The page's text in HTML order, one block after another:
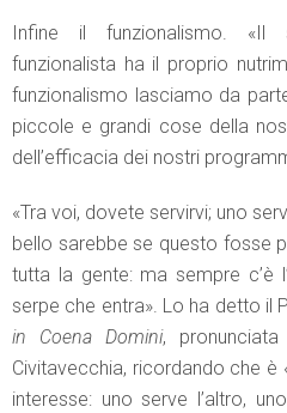
Infine il funzionalismo. «Il
funzionalista ha il proprio
funzionalismo lasciamo da
piccole e grandi cose della
dell’efficacia dei nostri
«Tra voi, dovete servirvi; uno
bello sarebbe se questo fosse
tutta la gente: ma sempre c’è
serpe che entra». Lo ha detto il
in Coena Domini,
Civitavecchia, ricordando che
interesse: uno serve l’altro,